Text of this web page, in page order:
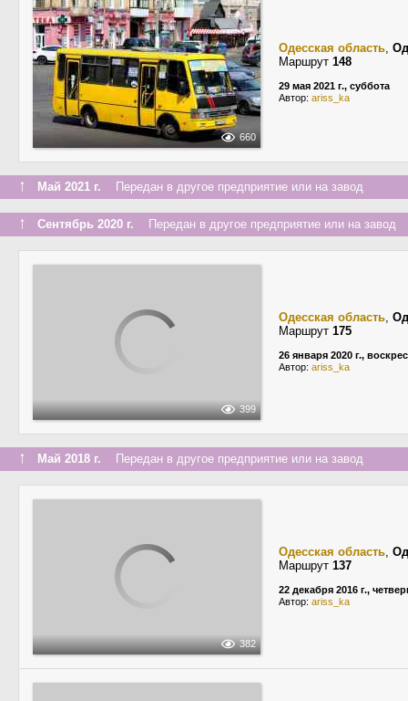
660
Одесская область,
Маршрут 148
29 мая 2021 г., суббота
Автор: ariss_ka
↑ Май 2021 г. Передан в другое предприятие или на завод
↑ Сентябрь 2020 г. Передан в другое предприятие или на завод
399
Одесская область,
Маршрут 175
26 января 2020 г.,
Автор: ariss_ka
↑ Май 2018 г. Передан в другое предприятие или на завод
382
Одесская область,
Маршрут 137
22 декабря 2016 г.,
Автор: ariss_ka